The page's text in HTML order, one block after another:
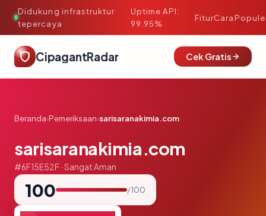
Didukung infrastruktur
tepercaya
·
Uptime API:
99.95%
FiturCara
CipagantRadar Cek Gratis
Beranda›Pemeriksaan›sarisaranakimia.com
sarisaranakimia.com
#6F15E52F · Sangat Aman
100 / 100